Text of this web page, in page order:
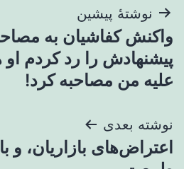
راهبری
نوشته
نوشتهٔ پیشین
واکنش کفاشیان به
پیشنهادش را رد کردم
علیه من مصاحبه کرد!
نوشته بعدی
اعتراض‌های بازاریان، و